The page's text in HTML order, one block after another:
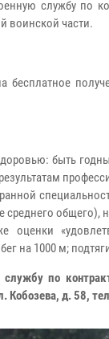
службу по
воинской части.
бесплатное
быть
общего),
оценки
на 1000 м;
по
Кобозева, д. 58,